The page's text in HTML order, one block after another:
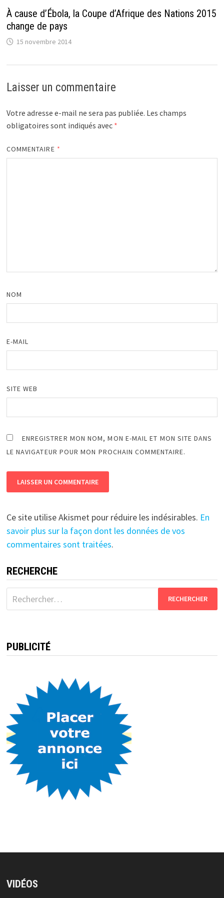
À cause d’Ébola, la Coupe d’Afrique des Nations 2015
change de pays
15 novembre 2014
Laisser un commentaire
Votre adresse e-mail ne sera pas publiée. Les champs
obligatoires sont indiqués avec *
COMMENTAIRE *
NOM
E-MAIL
SITE WEB
ENREGISTRER MON NOM, MON E-MAIL ET MON SITE DANS
LE NAVIGATEUR POUR MON PROCHAIN COMMENTAIRE.
Ce site utilise Akismet pour réduire les indésirables. En
savoir plus sur la façon dont les données de vos
commentaires sont traitées.
RECHERCHE
Rechercher :
PUBLICITÉ
VIDÉOS